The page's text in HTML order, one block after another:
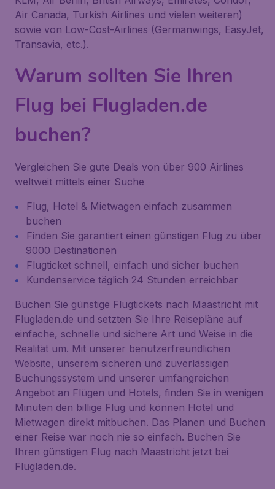
Air Canada, Turkish Airlines und vielen weiteren)
sowie von Low-Cost-Airlines (Germanwings, EasyJet,
Transavia, etc.).
Warum sollten Sie Ihren
Flug bei Flugladen.de
buchen?
Vergleichen Sie gute Deals von über 900 Airlines
weltweit mittels einer Suche
Flug, Hotel & Mietwagen einfach zusammen
buchen
Finden Sie garantiert einen günstigen Flug zu über
9000 Destinationen
Flugticket schnell, einfach und sicher buchen
Kundenservice täglich 24 Stunden erreichbar
Buchen Sie günstige Flugtickets nach Maastricht mit
Flugladen.de und setzten Sie Ihre Reisepläne auf
einfache, schnelle und sichere Art und Weise in die
Realität um. Mit unserer benutzerfreundlichen
Website, unserem sicheren und zuverlässigen
Buchungssystem und unserer umfangreichen
Angebot an Flügen und Hotels, finden Sie in wenigen
Minuten den billige Flug und können Hotel und
Mietwagen direkt mitbuchen. Das Planen und Buchen
einer Reise war noch nie so einfach. Buchen Sie
Ihren günstigen Flug nach Maastricht jetzt bei
Flugladen.de.